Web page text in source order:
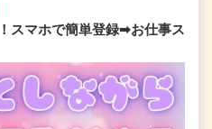
スマホで簡単登録➡お仕事ス